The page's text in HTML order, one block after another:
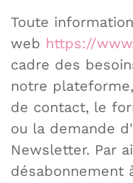
Toute
web https://
cadre des
notre
de contact, le
ou la demande
Newsletter. Par
désabonnement